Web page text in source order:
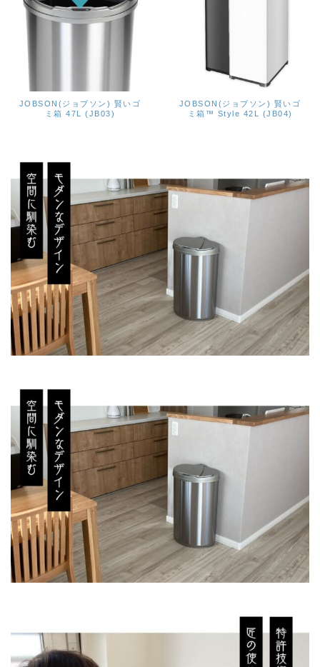
JOBSON(ジョブソン) 賢いゴ
ミ箱 47L (JB03)
JOBSON(ジョブソン) 賢いゴ
ミ箱™ Style 42L (JB04)